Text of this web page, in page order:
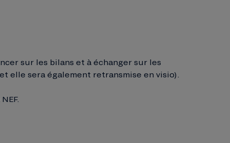
sur les bilans et à échanger sur les
elle sera également retransmise en visio).